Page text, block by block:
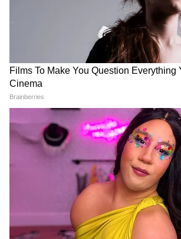
CJP के अंदर हो गई कलह, Abhijeet
के ही खिलाफ हो गए कई लोग!